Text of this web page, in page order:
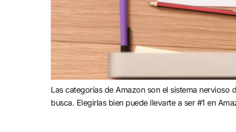
Las categorías de Amazon son el sistema
busca. Elegirlas bien puede llevarte a ser #1 en